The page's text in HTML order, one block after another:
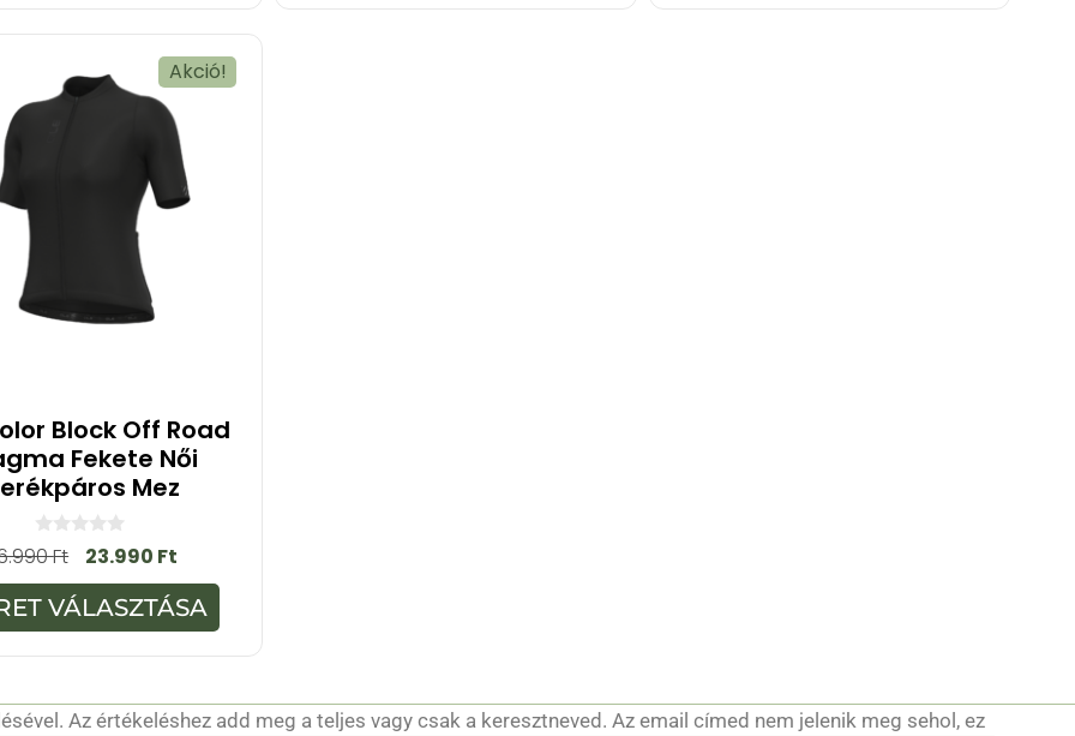
Akció!
Block Off Road
Fekete Női
Mez
0
a
z
5
-
b
Ft 23.990 Ft
VÁLASZTÁSA
Az értékeléshez add meg a teljes vagy csak a keresztneved. Az email címed nem jelenik meg sehol, ez